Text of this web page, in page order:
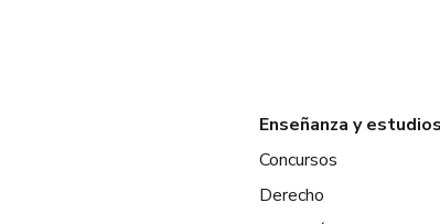
Enseñanza y
Concursos
Derecho